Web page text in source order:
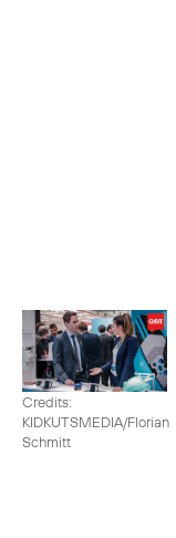
Credits:
KIDKUTSMEDIA/Florian
Schmitt